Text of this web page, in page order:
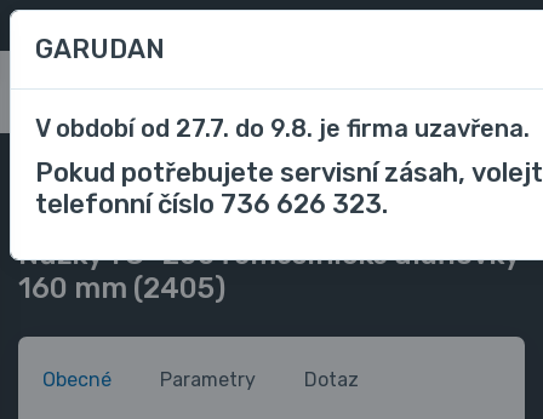
Stříhání a řezání
Krejčovské nůžky
Nůžky TC- 200 řemeslnické dlaňovky 160 mm (2405)
Nůžky TC- 200 řemeslnické dlaňovky
160 mm (2405)
Obecné Parametry Dotaz
GARUDAN
V období od 27.7. do 9.8. je firma uzavřena.
Pokud potřebujete servisní zásah,
telefonní číslo 736 626 323.